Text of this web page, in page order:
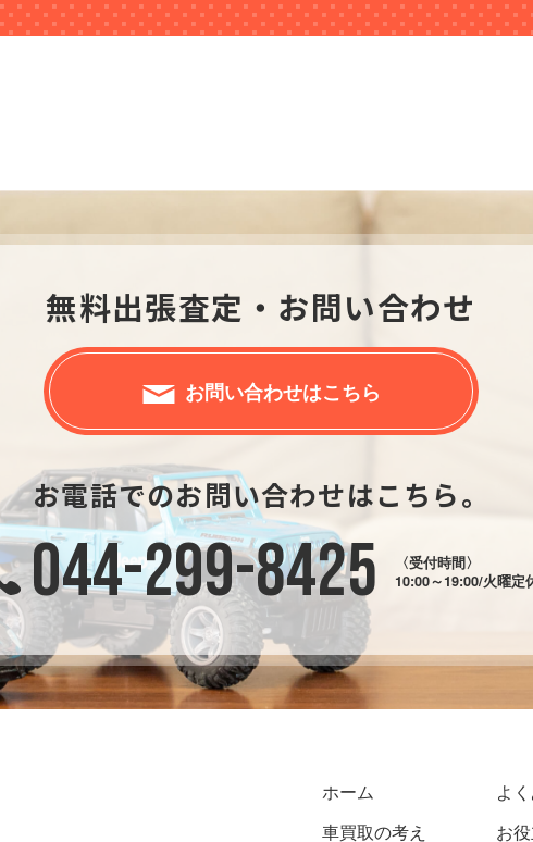
無料出張査定・お問い合わせ
お問い合わせはこちら
お電話でのお問い合わせはこちら。
044-299-8425
〈受付時間〉
10:00～19:00/火曜定
ホーム
車買取の考え
よ
お